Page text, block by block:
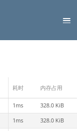
耗时 内存占用
1ms 328.0 KiB
1ms 328.0 KiB